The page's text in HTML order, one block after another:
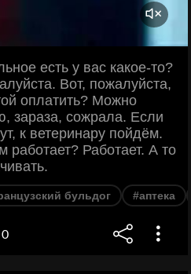
есть у вас какое-то?
Вот, пожалуйста,
оплатить? Можно
зараза, сожрала. Если
к ветеринару пойдём.
работает? Работает. А то
бульдог #аптека
0